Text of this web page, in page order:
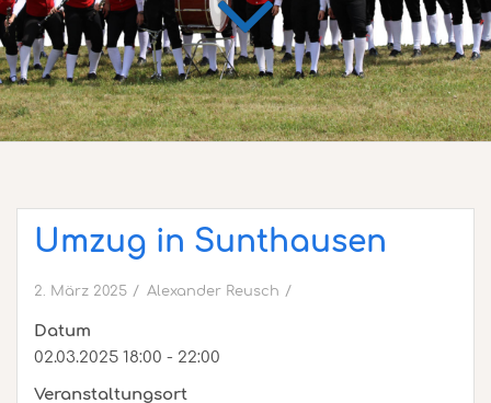
Umzug in Sunthausen
2. März 2025 Alexander Reusch
Datum
02.03.2025 18:00 - 22:00
Veranstaltungsort